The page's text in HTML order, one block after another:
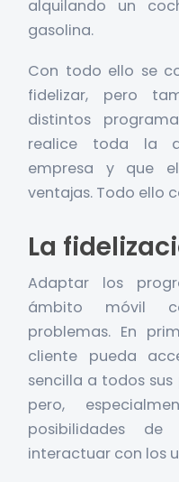
alquilando un
gasolina.
Con todo ello se
fidelizar, pero
distintos
realice toda la
empresa y que
ventajas. Todo ello
La
Adaptar los
ámbito móvil
problemas. En
cliente pueda
sencilla a todos
pero,
posibilidades
interactuar con los